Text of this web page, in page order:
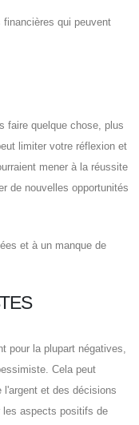
qui peuvent
faire quelque chose, plus
limiter votre réflexion et
mener à la réussite
de nouvelles opportunités
et à un manque de
pour la plupart négatives,
Cela peut
l'argent et des décisions
les aspects positifs de